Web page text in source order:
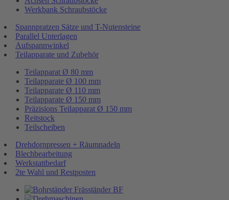
Werkbank Schraubstöcke
Spannpratzen Sätze und T-Nutensteine
Parallel Unterlagen
Aufspannwinkel
Teilapparate und Zubehör
Teilapparat Ø 80 mm
Teilapparate Ø 100 mm
Teilapparate Ø 110 mm
Teilapparate Ø 150 mm
Präzisions Teilapparat Ø 150 mm
Reitstock
Teilscheiben
Drehdornpressen + Räumnadeln
Blechbearbeitung
Werkstattbedarf
2te Wahl und Restposten